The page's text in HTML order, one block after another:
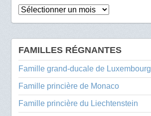
Archives
FAMILLES RÉGNANTES
Famille grand-ducale de Luxembourg
Famille princière de Monaco
Famille princière du Liechtenstein